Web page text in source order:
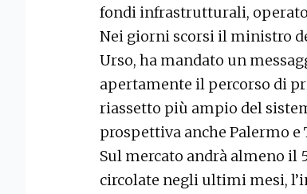
fondi infrastrutturali,
Nei giorni scorsi il ministro
Urso, ha mandato un
apertamente il percorso di
riassetto più ampio del
prospettiva anche Palermo e
Sul mercato andrà almeno il
circolate negli ultimi mesi,